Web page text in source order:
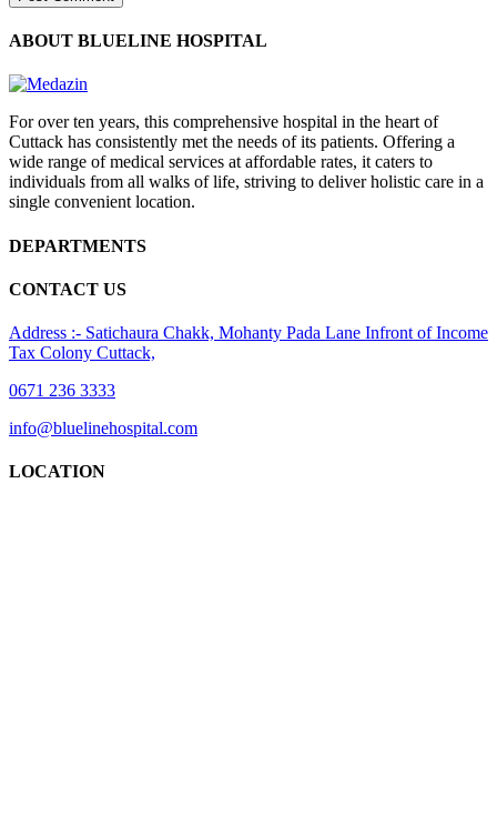
ABOUT BLUELINE HOSPITAL
For over ten years, this comprehensive hospital in the heart of
Cuttack has consistently met the needs of its patients. Offering a
wide range of medical services at affordable rates, it caters to
individuals from all walks of life, striving to deliver holistic care in a
single convenient location.
DEPARTMENTS
CONTACT US
Address :- Satichaura Chakk, Mohanty Pada Lane Infront of Income
Tax Colony Cuttack,
0671 236 3333
info@bluelinehospital.com
LOCATION